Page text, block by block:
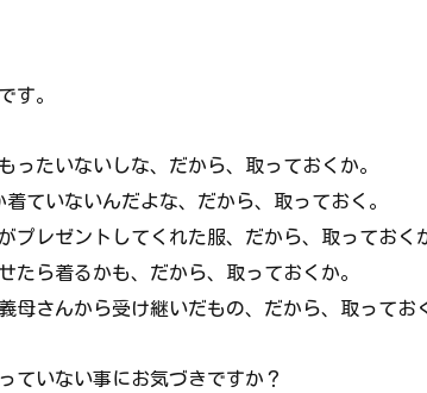
す。
ったいないしな、だから、取っておくか。
ていないんだよな、だから、取っておく。
プレゼントしてくれた服、だから、取っておく
たら着るかも、だから、取っておくか。
母さんから受け継いだもの、だから、取ってお
ていない事にお気づきですか？